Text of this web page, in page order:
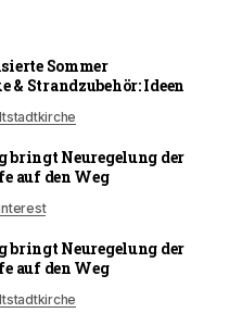
Sommer
& Strandzubehör: Ideen
bringt Neuregelung der
auf den Weg
bringt Neuregelung der
auf den Weg